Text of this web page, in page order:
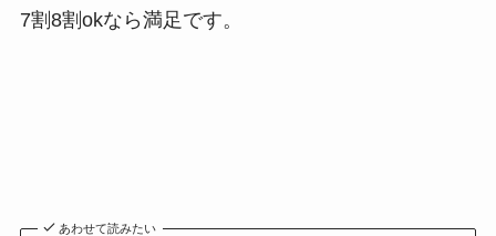
7割8割okなら満足です。
あわせて読みたい